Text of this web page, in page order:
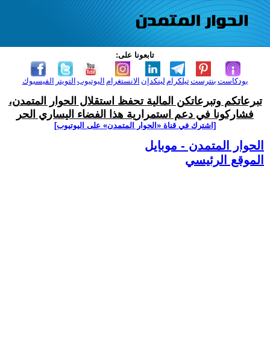
تابعونا على:
الفيسبوك التويتر اليوتيوب الانستغرام لينكدإن تيلكرامبنترست بودكاست
تبرعاتكم وتبرعاتكن المالية تحفظ استقلال الحوار المتمدن،
فشاركونا في دعم استمرارية هذا الفضاء اليساري الحر
[اشترك في قناة ‫«الحوار المتمدن» على اليوتيوب]
الحوار المتمدن - موبايل
الموقع الرئيسي